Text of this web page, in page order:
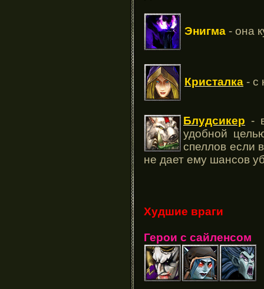
Энигма - она
Кристалка - с
Блудсикер -
удобной
спеллов если
не дает ему шансов
Худшие враги
Герои с сайленсом